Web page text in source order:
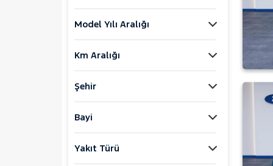
DAIHATSU
FIAT
FORD
E-Tourneo Courier
E-Transit
Model Yılı Aralığı
Km Aralığı
Şehir
Bayi
Yakıt Türü